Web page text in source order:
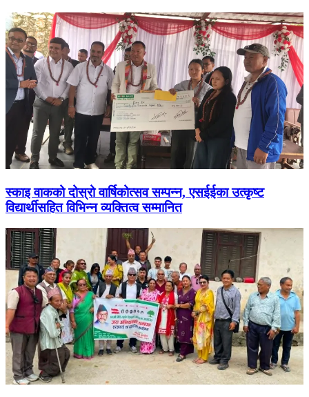
स्काइ वाकको दोस्रो वार्षिकोत्सव सम्पन्न, एसईईका उत्कृष्ट
विद्यार्थीसहित विभिन्न व्यक्तित्व सम्मानित